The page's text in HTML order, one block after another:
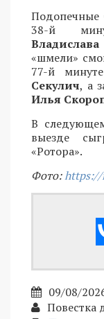
Подопечные
38-й
«шмели»
77-й
Секулич, а
Илья
В
выезде
«Ротора».
Фото:
09/08/
Повестка